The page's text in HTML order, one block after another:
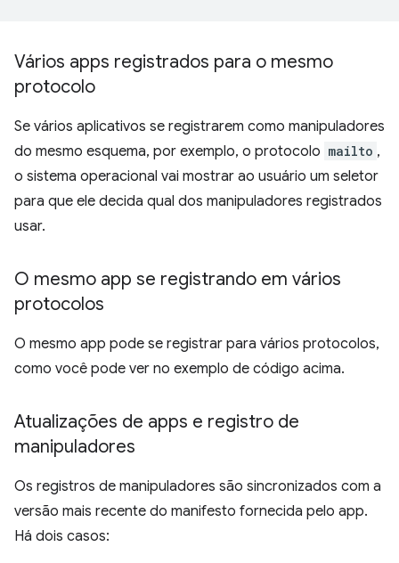
Vários apps registrados para o mesmo
protocolo
Se vários aplicativos se registrarem como manipuladores
do mesmo esquema, por exemplo, o protocolo mailto ,
o sistema operacional vai mostrar ao usuário um seletor
para que ele decida qual dos manipuladores registrados
usar.
O mesmo app se registrando em vários
protocolos
O mesmo app pode se registrar para vários protocolos,
como você pode ver no exemplo de código acima.
Atualizações de apps e registro de
manipuladores
Os registros de manipuladores são sincronizados com a
versão mais recente do manifesto fornecida pelo app.
Há dois casos: